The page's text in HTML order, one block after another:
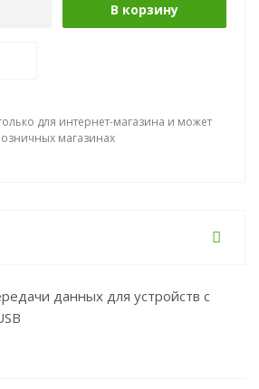
В корзину
для интернет-магазина и может
магазинах
данных для устройств с